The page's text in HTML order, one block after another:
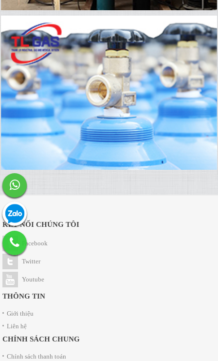
KẾT NỐI CHÚNG TÔI
Facebook
Twitter
Youtube
THÔNG TIN
Giới thiệu
Liên hệ
CHÍNH SÁCH CHUNG
Chính sách thanh toán